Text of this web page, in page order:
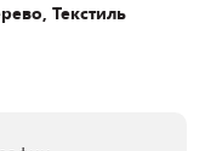
Текстиль